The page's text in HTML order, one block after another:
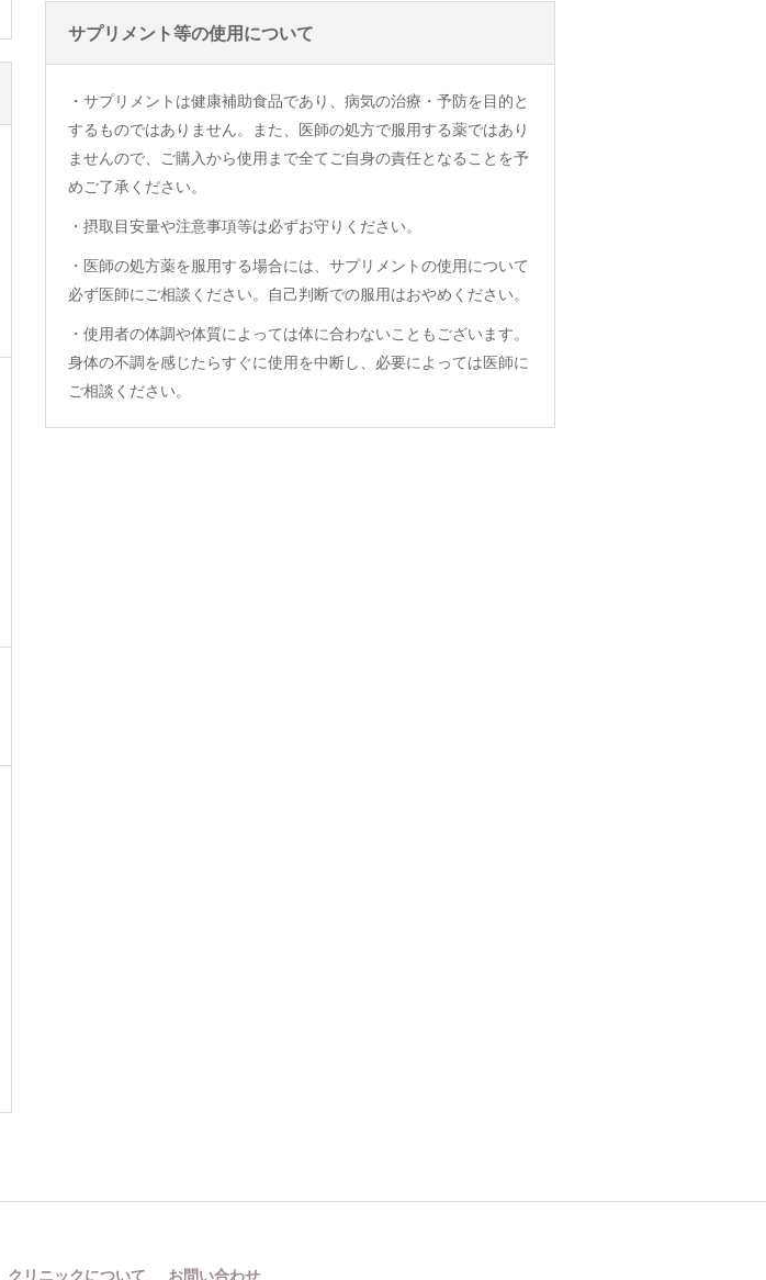
サプリメント等の使用について
・サプリメントは健康補助食品であり、病気の治療・予防を目的と
するものではありません。また、医師の処方で服用する薬ではあり
ませんので、ご購入から使用まで全てご自身の責任となることを予
めご了承ください。
・摂取目安量や注意事項等は必ずお守りください。
・医師の処方薬を服用する場合には、サプリメントの使用について
必ず医師にご相談ください。自己判断での服用はおやめください。
・使用者の体調や体質によっては体に合わないこともございます。
身体の不調を感じたらすぐに使用を中断し、必要によっては医師に
ご相談ください。
クリニックについて お問い合わせ